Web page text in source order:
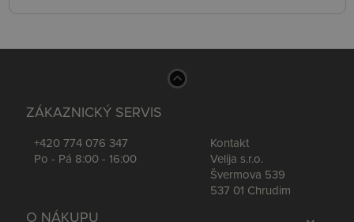
ZÁKAZNICKÝ SERVIS
+420 774 076 347
Po - Pá 8:00 - 16:00
Kontakt
Velija s.r.o.
Švermova 539
537 01 Chrudim
O NÁKUPU